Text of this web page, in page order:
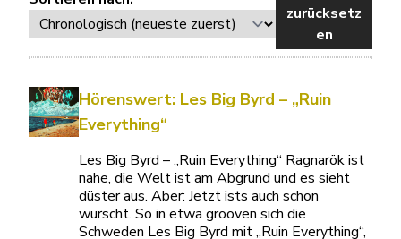
zurücksetz
en
Hörenswert: Les Big Byrd – „Ruin
Everything“
Les Big Byrd – „Ruin Everything“ Ragnarök ist
nahe, die Welt ist am Abgrund und es sieht
düster aus. Aber: Jetzt ists auch schon
wurscht. So in etwa grooven sich die
Schweden Les Big Byrd mit „Ruin Everything“,